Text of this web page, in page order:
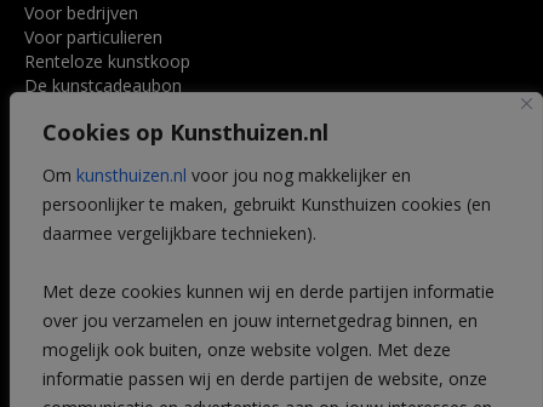
Cookies op Kunsthuizen.nl
Om kunsthuizen.nl voor jou nog makkelijker en
persoonlijker te maken, gebruikt Kunsthuizen cookies (en
daarmee vergelijkbare technieken).
Met deze cookies kunnen wij en derde partijen informatie
over jou verzamelen en jouw internetgedrag binnen, en
mogelijk ook buiten, onze website volgen. Met deze
informatie passen wij en derde partijen de website, onze
Voor bedrijven
Voor particulieren
Renteloze kunstkoop
De kunstcadeaubon
Voordelen
Veelgestelde vragen
CONTACT
Leiden
Amsterdam
Breda
Favorieten
Mijn art alert